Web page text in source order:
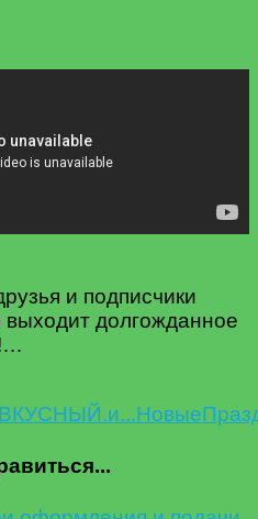
и подписчики
выходит долгожданное
ВКУСНЫЙ.и...Новые